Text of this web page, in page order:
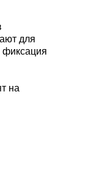
для
фиксация
на